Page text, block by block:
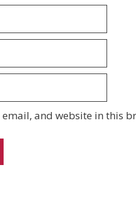
email, and website in this